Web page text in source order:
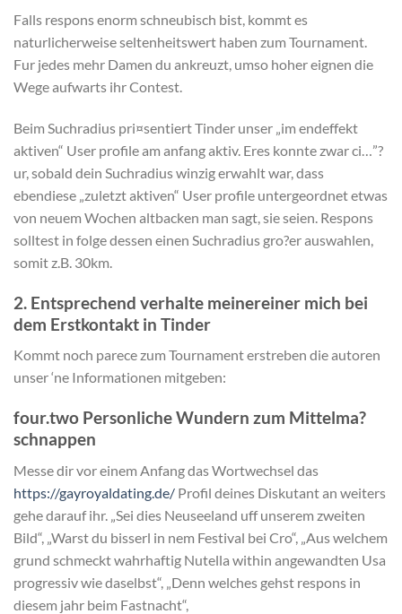
Falls respons enorm schneubisch bist, kommt es
naturlicherweise seltenheitswert haben zum Tournament.
Fur jedes mehr Damen du ankreuzt, umso hoher eignen die
Wege aufwarts ihr Contest.
Beim Suchradius pri¤sentiert Tinder unser „im endeffekt
aktiven“ User profile am anfang aktiv. Eres konnte zwar ci…”?
ur, sobald dein Suchradius winzig erwahlt war, dass
ebendiese „zuletzt aktiven“ User profile untergeordnet etwas
von neuem Wochen altbacken man sagt, sie seien. Respons
solltest in folge dessen einen Suchradius gro?er auswahlen,
somit z.B. 30km.
2. Entsprechend verhalte meinereiner mich bei
dem Erstkontakt in Tinder
Kommt noch parece zum Tournament erstreben die autoren
unser ‘ne Informationen mitgeben:
four.two Personliche Wundern zum Mittelma?
schnappen
Messe dir vor einem Anfang das Wortwechsel das
https://gayroyaldating.de/ Profil deines Diskutant an weiters
gehe darauf ihr. „Sei dies Neuseeland uff unserem zweiten
Bild“, „Warst du bisserl in nem Festival bei Cro“, „Aus welchem
grund schmeckt wahrhaftig Nutella within angewandten Usa
progressiv wie daselbst“, „Denn welches gehst respons in
diesem jahr beim Fastnacht“,